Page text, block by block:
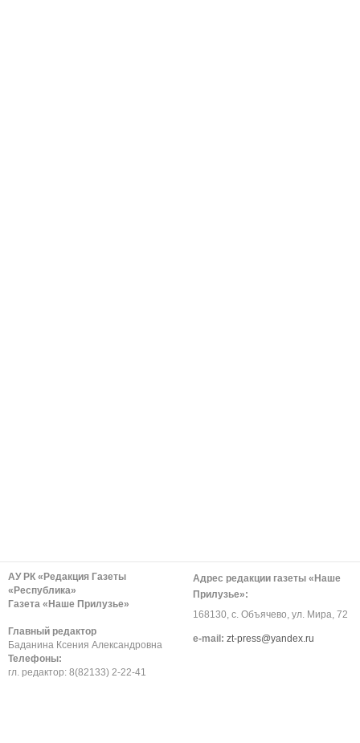
АУ РК «Редакция Газеты
«Республика»
Газета «Наше Прилузье»
Главный редактор
Баданина Ксения Александровна
Телефоны:
гл. редактор: 8(82133) 2-22-41
Адрес редакции газеты «Наше
Прилузье»:
168130, с. Объячево, ул. Мира, 72
е-mail: zt-press@yandex.ru